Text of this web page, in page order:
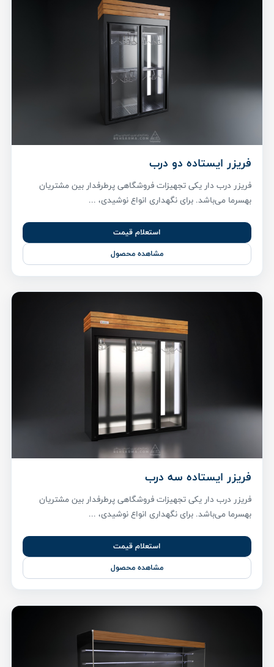
فریزر ایستاده دو درب
فریزر درب دار یکی تجهیزات فروشگاهی پر‌طرفدار بین مشتریان
بهسرما می‌باشد. برای نگهداری انواع نوشیدی، ...
استعلام قیمت
مشاهده محصول
فریزر ایستاده سه درب
فریزر درب دار یکی تجهیزات فروشگاهی پر‌طرفدار بین مشتریان
بهسرما می‌باشد. برای نگهداری انواع نوشیدی، ...
استعلام قیمت
مشاهده محصول